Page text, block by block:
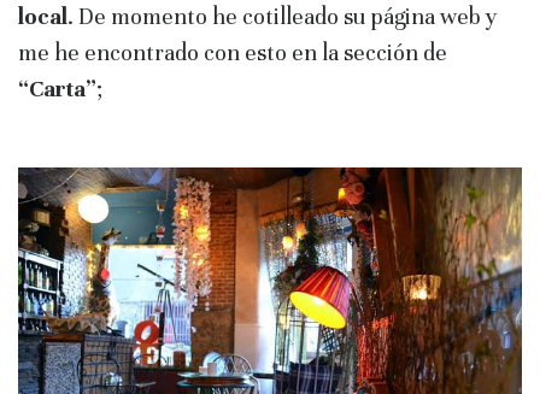
local. De momento he cotilleado su página web y
me he encontrado con esto en la sección de
“Carta”;